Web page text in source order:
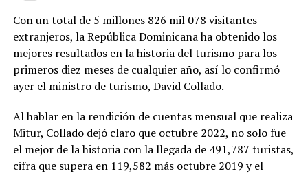
Con un total de 5 millones 826 mil 078 visitantes
extranjeros, la República Dominicana ha obtenido los
mejores resultados en la historia del turismo para los
primeros diez meses de cualquier año, así lo confirmó
ayer el ministro de turismo, David Collado.
Al hablar en la rendición de cuentas mensual que realiza
Mitur, Collado dejó claro que octubre 2022, no solo fue
el mejor de la historia con la llegada de 491,787 turistas,
cifra que supera en 119,582 más octubre 2019 y el